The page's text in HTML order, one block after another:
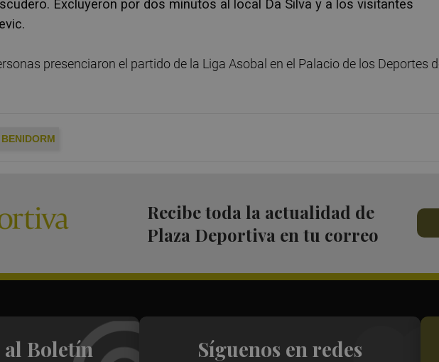
Excluyeron por dos minutos al local Da Silva y a los visitantes
presenciaron el partido de la Liga Asobal en el Palacio de los Deportes
Recibe toda la actualidad de
Plaza Deportiva en tu correo
al Boletín Síguenos en redes